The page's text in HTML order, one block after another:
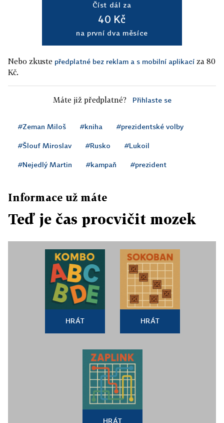
Číst dál za
40 Kč
na první dva měsíce
Nebo zkuste předplatné bez reklam a s mobilní aplikací za 80
Kč.
Máte již předplatné? Přihlaste se
#Zeman Miloš #kniha #prezidentské volby
#Šlouf Miroslav #Rusko #Lukoil
#Nejedlý Martin #kampaň #prezident
Informace už máte
Teď je čas procvičit mozek
HRÁT HRÁT
HRÁT